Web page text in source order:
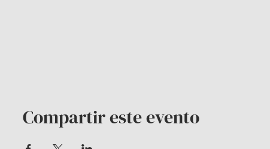
Compartir este evento